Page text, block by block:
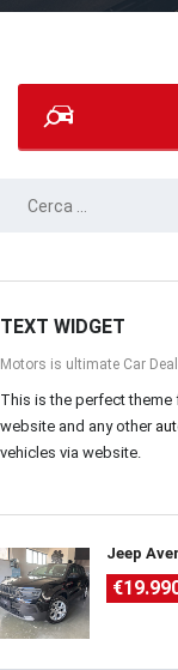
RICERCA
TEXT WIDGET
Motors is ultimate Car
This is the perfect theme
website and any other
vehicles via website.
Jeep